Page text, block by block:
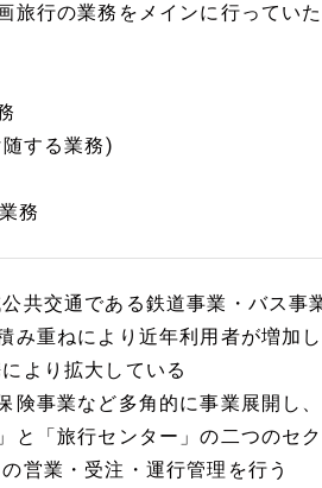
旅行の業務をメインに行っていた
する業務)
務
共交通である鉄道事業・バス事
み重ねにより近年利用者が増加
より拡大している
険事業など多角的に事業展開し
と「旅行センター」の二つのセ
営業・受注・運行管理を行う